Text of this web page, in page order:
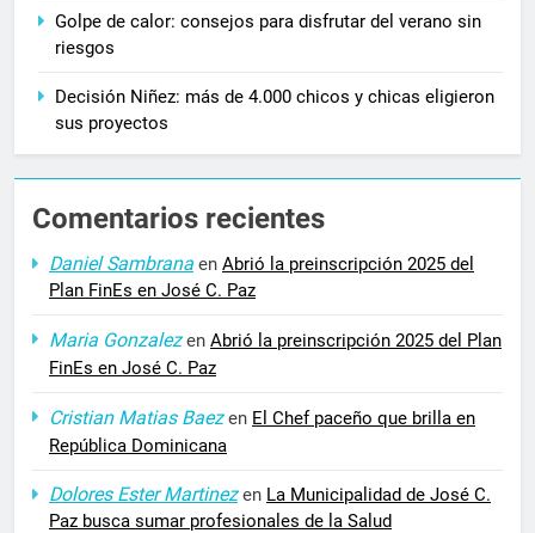
Golpe de calor: consejos para disfrutar del verano sin
riesgos
Decisión Niñez: más de 4.000 chicos y chicas eligieron
sus proyectos
Comentarios recientes
Daniel Sambrana en Abrió la preinscripción 2025 del
Plan FinEs en José C. Paz
Maria Gonzalezen Abrió la preinscripción 2025 del Plan
FinEs en José C. Paz
Cristian Matias Baezen El Chef paceño que brilla en
República Dominicana
Dolores Ester Martinezen La Municipalidad de José C.
Paz busca sumar profesionales de la Salud